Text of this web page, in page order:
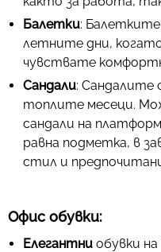
Балетки: Балетките
летните дни,
чувствате
Сандали: Сандалите
топлите месеци.
сандали на
равна подметка, в
стил и
Офис обувки:
Елегантни обувки